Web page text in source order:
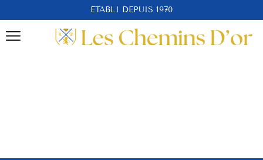
ÉTABLI DEPUIS 1970